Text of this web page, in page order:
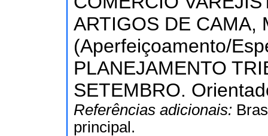
ARTIGOS DE CAMA,
(Aperfeiçoamento/
PLANEJAMENTO
SETEMBRO.
Referências adicionais:
principal.